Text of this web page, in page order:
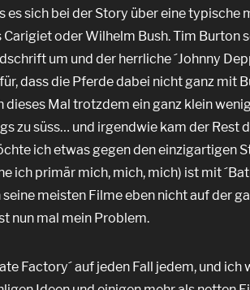
es sich bei der Story über eine typische
oder Wilhelm Bush. Tim Burton
um und der herrliche ´Johnny
dass die Pferde dabei nicht ganz mit
Mal trotzdem ein ganz klein
zu süss… und irgendwie kam der Rest
ich etwas gegen den einzigartigen
primär mich, mich, mich) ist mit
meisten Filme eben nicht auf der
nun mal mein Problem.
Factory´ auf jeden Fall jedem, und